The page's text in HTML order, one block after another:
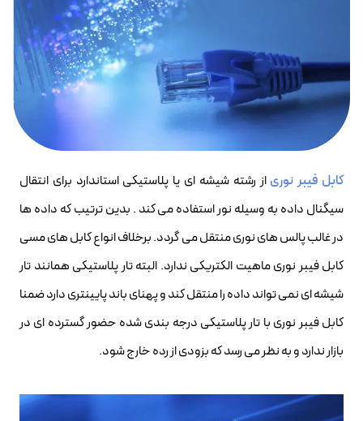
کابل فیبر نوری از رشته شیشه ای یا پلاستیکی استاندارد برای انتقال
سیگنال داده به وسیله نور استفاده می کند . بدین ترتیب که داده ها
در غالب پالس های نوری منتقل می گردد. برخلاف انواع کابل های مسی
کابل فیبر نوری ماهیت الکتریکی ندارد. البته تار پلاستیکی همانند تار
شیشه ای نمی تواند داده را منتقل کند و پهنای باند پایینتری دارد ضمنا
کابل فیبر نوری با تار پلاستیکی درجه بندی شده حضور گسترده ای در
بازار ندارد و به نظر می رسد که بزودی از رده خارج شود.